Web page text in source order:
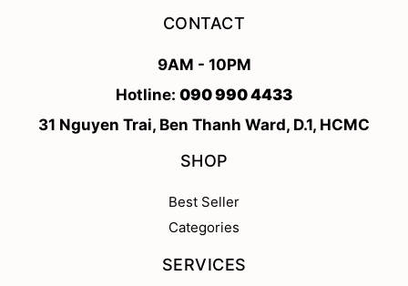
CONTACT
9AM - 10PM
Hotline: 090 990 4433
31 Nguyen Trai, Ben Thanh Ward, D.1, HCMC
SHOP
Best Seller
Categories
SERVICES